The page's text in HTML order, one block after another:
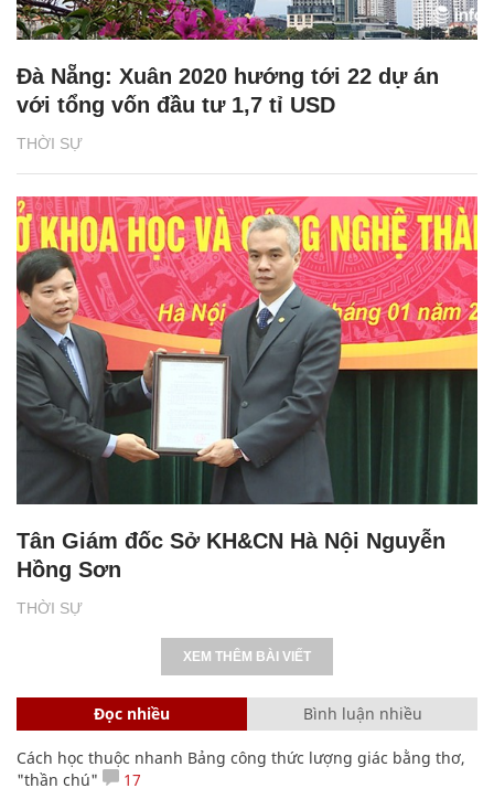
THỜI SỰ
Đà Nẵng: Xuân 2020 hướng tới 22 dự án
với tổng vốn đầu tư 1,7 tỉ USD
THỜI SỰ
Tân Giám đốc Sở KH&CN Hà Nội Nguyễn
Hồng Sơn
XEM THÊM BÀI VIẾT
Đọc nhiều Bình luận nhiều
Cách học thuộc nhanh Bảng công thức lượng giác bằng thơ,
"thần chú"
17